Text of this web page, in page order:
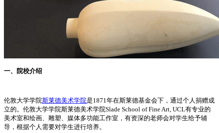
一、院校介绍
伦敦大学学院斯莱德美术学院是1871年在斯莱德基金会下，通过个人捐赠成
立的。伦敦大学学院斯莱德美术学院Slade School of Fine Art, UCL有专业的
美术室和绘画、雕塑、媒体多功能工作室，有资深的老师会对学生给予辅
导，根据个人需要对学生进行培养。